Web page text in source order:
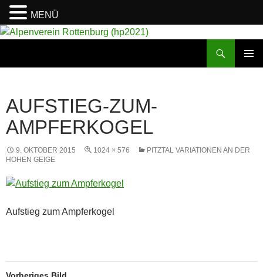
AUFSTIEG-ZUM-
AMPFERKOGEL
9. OKTOBER 2015 1024 × 576
PITZTAL VARIATIONEN AN DER
HOHEN GEIGE
Aufstieg zum Ampferkogel
Vorheriges Bild
MENÜ